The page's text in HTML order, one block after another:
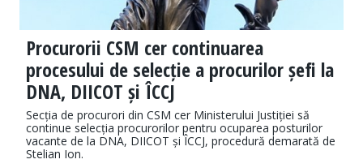
Procurorii CSM cer continuarea
procesului de selecție a procurilor șefi la
DNA, DIICOT și ÎCCJ
Secția de procurori din CSM cer Ministerului Justiției să
continue selecția procurorilor pentru ocuparea posturilor
vacante de la DNA, DIICOT și ÎCCJ, procedură demarată de
Stelian Ion.